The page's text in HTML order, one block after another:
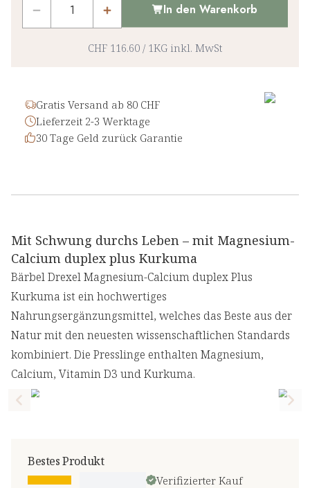
In den Warenkorb
CHF 116.60 / 1KG inkl. MwSt
Gratis Versand ab 80 CHF
Lieferzeit 2-3 Werktage
30 Tage Geld zurück Garantie
Mit Schwung durchs Leben – mit Magnesium-
Calcium duplex plus Kurkuma
Bärbel Drexel Magnesium-Calcium duplex Plus
Kurkuma ist ein hochwertiges
Nahrungsergänzungsmittel, welches das Beste aus der
Natur mit den neuesten wissenschaftlichen Standards
kombiniert. Die Presslinge enthalten Magnesium,
Calcium, Vitamin D3 und Kurkuma.
Previous slide
Bestes Produkt
Verifizierter Kauf